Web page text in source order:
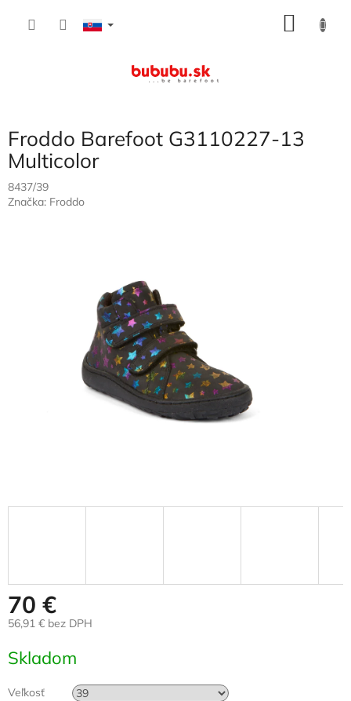
Froddo Barefoot G3110227-13
Multicolor
8437/39
Značka: Froddo
70 €
56,91 € bez DPH
cena:
Skladom
Veľkosť